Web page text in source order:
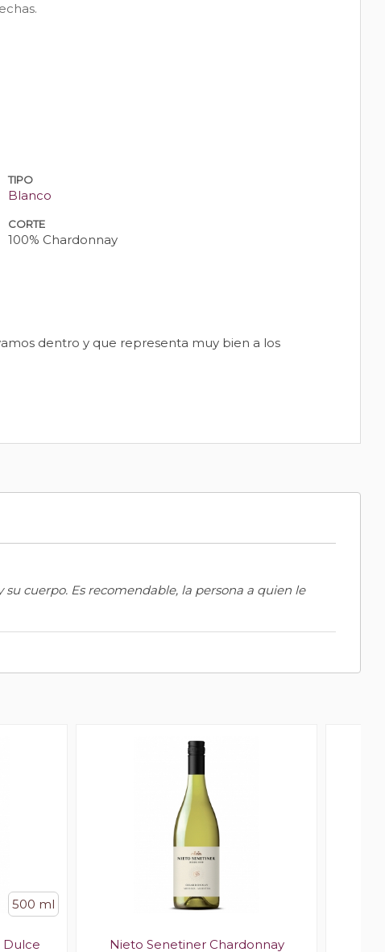
TIPO
Blanco
CORTE
100% Chardonnay
dentro y que representa muy bien a los
cuerpo. Es recomendable, la persona a quien le
500 ml
Dulce
Nieto Senetiner Chardonnay